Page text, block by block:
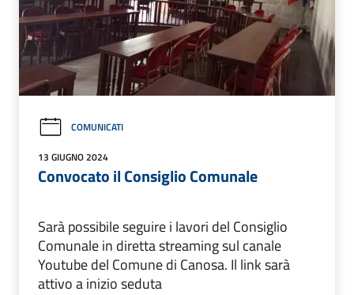
COMUNICATI
13 GIUGNO 2024
Convocato il Consiglio Comunale
Sarà possibile seguire i lavori del Consiglio
Comunale in diretta streaming sul canale
Youtube del Comune di Canosa. Il link sarà
attivo a inizio seduta